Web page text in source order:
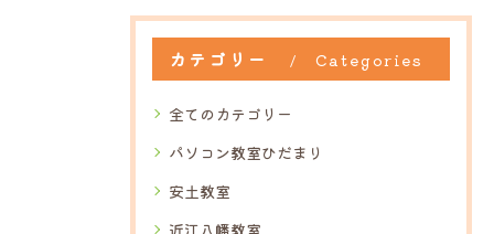
カテゴリー Categories
全てのカテゴリー
パソコン教室ひだまり
安土教室
近江八幡教室